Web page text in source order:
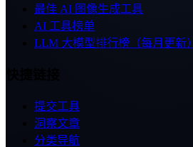
最佳 AI 图像生成工具
AI 工具榜单
LLM 大模型排行榜（每月更新）
提交工具
洞察文章
分类导航